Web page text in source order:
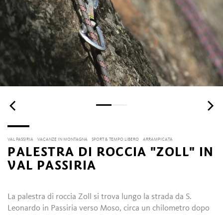
VAL PASSIRIA VACANZE IN MONTAGNA SPORT & TEMPO LIBERO ARRAMPICATA
PALESTRA DI ROCCIA "ZOLL" IN
VAL PASSIRIA
La palestra di roccia Zoll si trova lungo la strada da S.
Leonardo in Passiria verso Moso, circa un chilometro dopo